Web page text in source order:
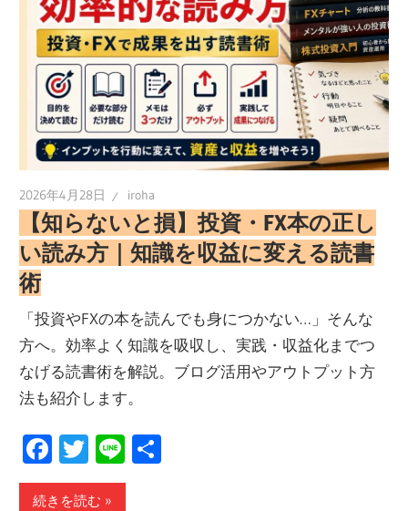
2026年4月28日 iroha
【知らないと損】投資・FX本の正し
い読み方｜知識を収益に変える読書
術
「投資やFXの本を読んでも身につかない…」そんな
方へ。効率よく知識を吸収し、実践・収益化までつ
なげる読書術を解説。ブログ活用やアウトプット方
法も紹介します。
Facebook
Twitter
Line
続きを読む